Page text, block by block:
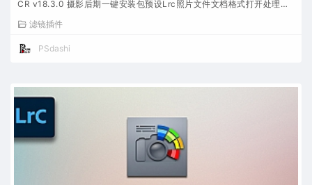
CR v18.3.0 摄影后期一键安装包预设Lrc照片文件文档格式打开处理编
滤镜插件
PSdashi